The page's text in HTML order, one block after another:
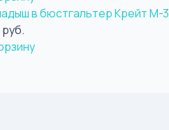
в бюстгальтер Крейт М-3
руб.